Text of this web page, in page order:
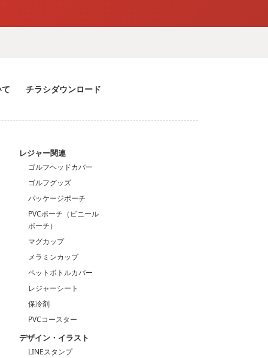
チラシダウンロード
レジャー関連
ゴルフヘッドカバー
ゴルフグッズ
パッケージポーチ
PVCポーチ（ビニール
ポーチ）
マグカップ
メラミンカップ
ペットボトルカバー
レジャーシート
保冷剤
PVCコースター
デザイン・イラスト
LINEスタンプ